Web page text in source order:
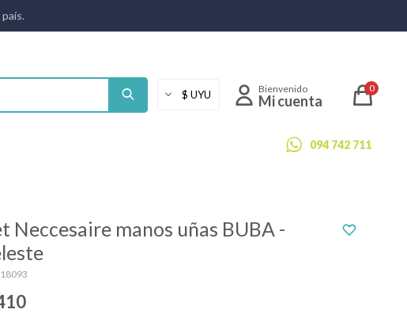
094 742 711
0
Neccesaire manos uñas BUBA -
18093